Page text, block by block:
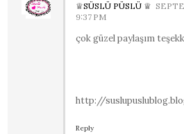
♕SÜSLÜ PÜSLÜ ♕
9:37 PM
çok güzel paylaşım
http://
Reply